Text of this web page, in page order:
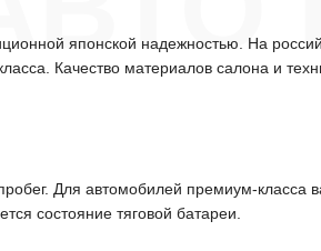
японской надежностью. На
Качество материалов салона и
Для автомобилей премиум-класса
состояние тяговой батареи.